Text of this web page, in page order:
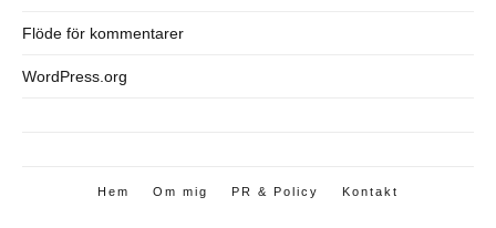
Flöde för kommentarer
WordPress.org
Hem Om mig PR & Policy Kontakt